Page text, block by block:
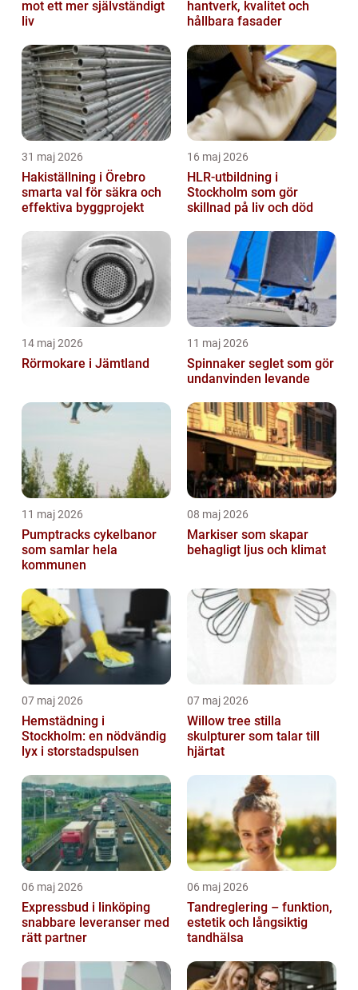
mot ett mer självständigt
liv
hantverk, kvalitet och
hållbara fasader
31 maj 2026
Hakiställning i Örebro
smarta val för säkra och
effektiva byggprojekt
16 maj 2026
HLR-utbildning i
Stockholm som gör
skillnad på liv och död
14 maj 2026
Rörmokare i Jämtland
11 maj 2026
Spinnaker seglet som gör
undanvinden levande
11 maj 2026
Pumptracks cykelbanor
som samlar hela
kommunen
08 maj 2026
Markiser som skapar
behagligt ljus och klimat
07 maj 2026
Hemstädning i
Stockholm: en nödvändig
lyx i storstadspulsen
07 maj 2026
Willow tree stilla
skulpturer som talar till
hjärtat
06 maj 2026
Expressbud i linköping
snabbare leveranser med
rätt partner
06 maj 2026
Tandreglering – funktion,
estetik och långsiktig
tandhälsa